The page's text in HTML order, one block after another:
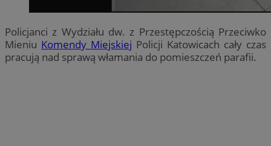
Policjanci z Wydziału dw. z Przestępczością Przeciwko
Mieniu Komendy Miejskiej Policji Katowicach cały czas
pracują nad sprawą włamania do pomieszczeń parafii.